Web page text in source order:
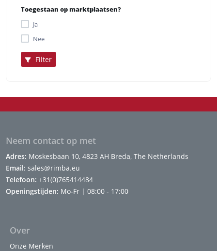
Toegestaan op marktplaatsen?
Ja
Nee
Filter
Neem contact op met
Adres: Moskesbaan 10, 4823 AH Breda, The Netherlands
Email: sales@rimba.eu
Telefoon: +31(0)765414484
Openingstijden: Mo-Fr | 08:00 - 17:00
Over
Onze Merken